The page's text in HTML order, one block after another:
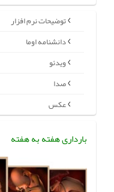
توضیحات نرم افزار
دانشنامه اوما
ویدئو
صدا
عکس
بارداری هفته به هفته